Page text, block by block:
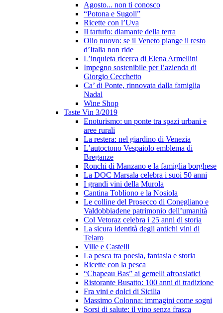
Agosto... non ti conosco
“Potona e Sugoli”
Ricette con l’Uva
Il tartufo: diamante della terra
Olio nuovo: se il Veneto piange il resto
d’Italia non ride
L’inquieta ricerca di Elena Armellini
Impegno sostenibile per l’azienda di
Giorgio Cecchetto
Ca’ di Ponte, rinnovata dalla famiglia
Nadal
Wine Shop
Taste Vin 3/2019
Enoturismo: un ponte tra spazi urbani e
aree rurali
La restera: nel giardino di Venezia
L’autoctono Vespaiolo emblema di
Breganze
Ronchi di Manzano e la famiglia borghese
La DOC Marsala celebra i suoi 50 anni
I grandi vini della Murola
Cantina Tobliono e la Nosiola
Le colline del Prosecco di Conegliano e
Valdobbiadene patrimonio dell’umanità
Col Vetoraz celebra i 25 anni di storia
La sicura identità degli antichi vini di
Telaro
Ville e Castelli
La pesca tra poesia, fantasia e storia
Ricette con la pesca
“Chapeau Bas” ai gemelli afroasiatici
Ristorante Busatto: 100 anni di tradizione
Fra vini e dolci di Sicilia
Massimo Colonna: immagini come sogni
Sorsi di salute: il vino senza frasca